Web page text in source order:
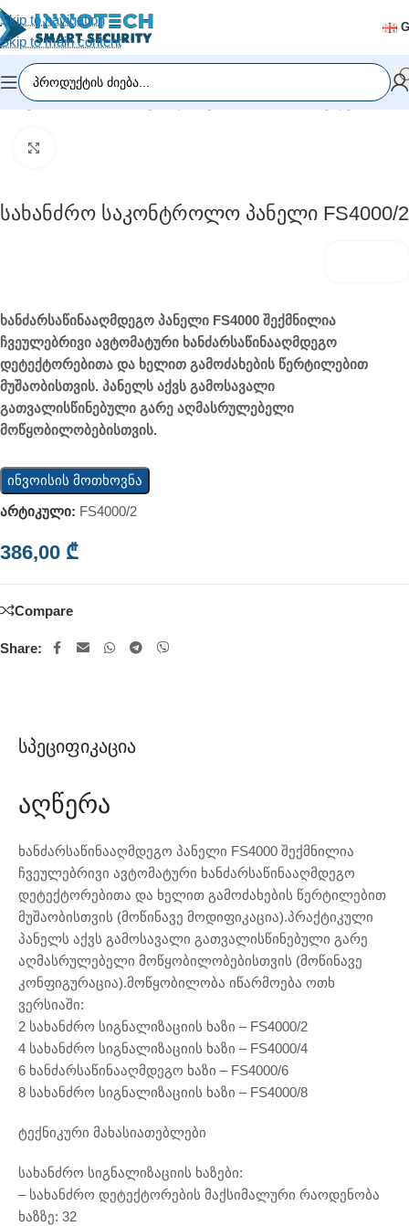
Skip to navigation
Skip to main content
მთავარი/სახანძრო სიგნალიზაცია/სახანძრო პანელები
Სახანძრო Საკონტროლო Პანელი FS4000/2
ხანძარსაწინააღმდეგო პანელი FS4000 შექმნილია
ჩვეულებრივი ავტომატური ხანძარსაწინააღმდეგო
დეტექტორებითა და ხელით გამოძახების წერტილებით
მუშაობისთვის. პანელს აქვს გამოსავალი
გათვალისწინებული გარე აღმასრულებელი
მოწყობილობებისთვის.
ინვოისის მოთხოვნა
არტიკული: FS4000/2
386,00 ₾
Compare
Share:
Სპეციფიკაცია
Აღწერა
ხანძარსაწინააღმდეგო პანელი FS4000 შექმნილია
ჩვეულებრივი ავტომატური ხანძარსაწინააღმდეგო
დეტექტორებითა და ხელით გამოძახების წერტილებით
მუშაობისთვის (მოწინავე მოდიფიკაცია).პრაქტიკული
პანელს აქვს გამოსავალი გათვალისწინებული გარე
აღმასრულებელი მოწყობილობებისთვის (მოწინავე
კონფიგურაცია).მოწყობილობა იწარმოება ოთხ
ვერსიაში:
2 სახანძრო სიგნალიზაციის ხაზი – FS4000/2
4 სახანძრო სიგნალიზაციის ხაზი – FS4000/4
6 ხანძარსაწინააღმდეგო ხაზი – FS4000/6
8 სახანძრო სიგნალიზაციის ხაზი – FS4000/8
ტექნიკური მახასიათებლები
სახანძრო სიგნალიზაციის ხაზები:
– სახანძრო დეტექტორების მაქსიმალური რაოდენობა
ხაზზე: 32